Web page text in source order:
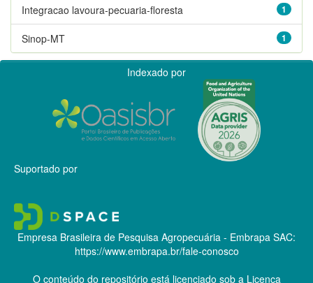
1
Integracao lavoura-pecuaria-floresta
1
Sinop-MT
Indexado por
Suportado por
Empresa Brasileira de Pesquisa Agropecuária - Embrapa SAC:
https://www.embrapa.br/fale-conosco
O conteúdo do repositório está licenciado sob a Licença